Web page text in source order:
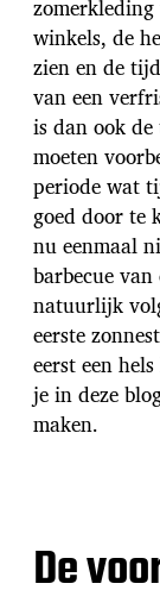
d
a
t
u
m
winkels, de
zien en de
van een
is dan ook
moeten
periode wat
goed door te
nu eenmaal
barbecue
natuurlijk
eerste
eerst een
je in deze
maken.
De